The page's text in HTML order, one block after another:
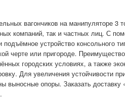
вагончиков на манипуляторе 3
компаний, так и частных лиц. С
устройство консольного
черте или пригороде.
городских условиях, а также
Для увеличения устойчивости
выносные опоры. Заказать доставку